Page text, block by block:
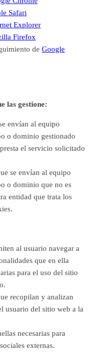
Safari
Explorer
Firefox
de Google
las gestione:
envían al equipo
o dominio gestionado
el servicio solicitado
se envían al equipo
o dominio que no es
entidad que trata los
al usuario navegar a
que en ella
para el uso del sitio
recopilan y analizan
usuario del sitio web a la
necesarias para
externas.